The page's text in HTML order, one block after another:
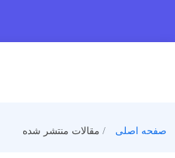
صفحه اصلی مقالات منتشر شده